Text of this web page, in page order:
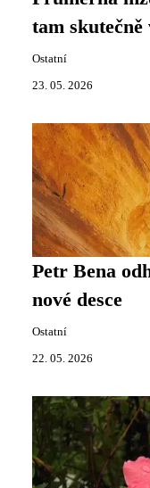
tam skutečně
Ostatní
23. 05. 2026
Petr Bena
nové desce
Ostatní
22. 05. 2026